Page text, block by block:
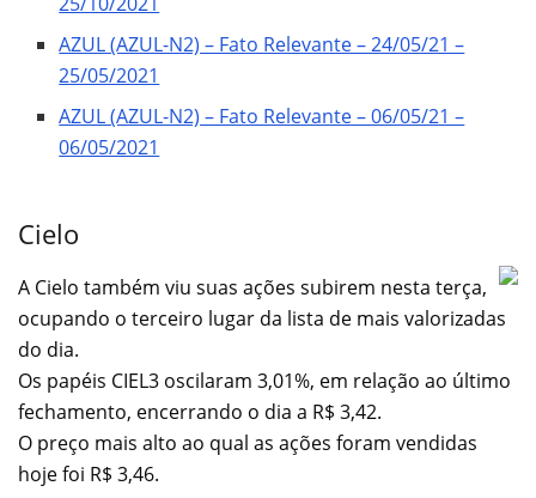
AZUL (AZUL-N2) – Fato Relevante – 24/05/21 –
25/05/2021
AZUL (AZUL-N2) – Fato Relevante – 06/05/21 –
06/05/2021
Cielo
A Cielo também viu suas ações subirem nesta terça,
ocupando o terceiro lugar da lista de mais valorizadas
do dia.
Os papéis CIEL3 oscilaram 3,01%, em relação ao último
fechamento, encerrando o dia a R$ 3,42.
O preço mais alto ao qual as ações foram vendidas
hoje foi R$ 3,46.